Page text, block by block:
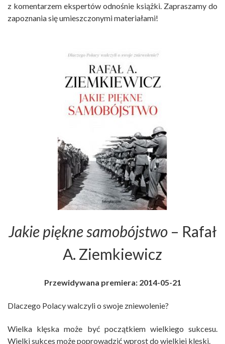
z komentarzem ekspertów odnośnie książki. Zapraszamy do
zapoznania się umieszczonymi materiałami!
Jakie piękne samobójstwo– Rafał
A. Ziemkiewicz
Przewidywana premiera: 2014-05-21
Dlaczego Polacy walczyli o swoje zniewolenie?
Wielka klęska może być początkiem wielkiego sukcesu.
Wielki sukces może poprowadzić wprost do wielkiej klęski.